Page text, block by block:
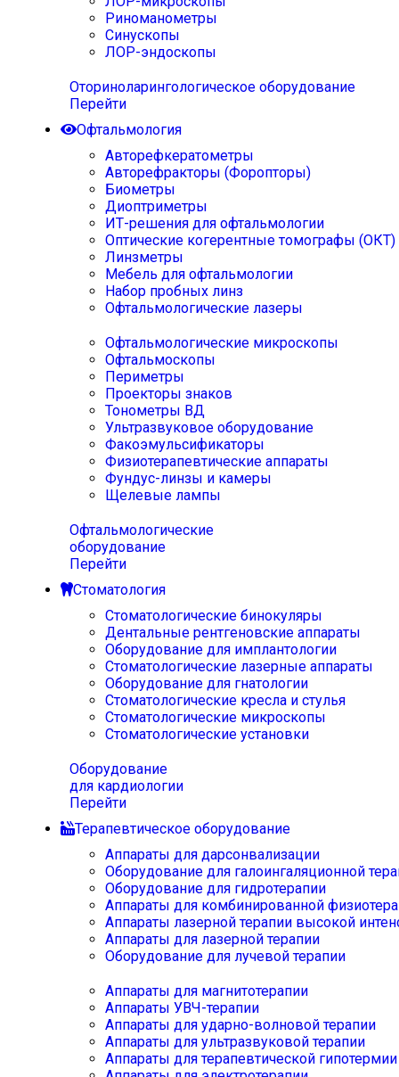
Риноманометры
Синускопы
ЛОР-эндоскопы
Оториноларингологическое оборудование
Перейти
Офтальмология
Авторефкератометры
Авторефракторы (Форопторы)
Биометры
Диоптриметры
ИТ-решения для офтальмологии
Оптические когерентные томографы (ОКТ)
Линзметры
Мебель для офтальмологии
Набор пробных линз
Офтальмологические лазеры
Офтальмологические микроскопы
Офтальмоскопы
Периметры
Проекторы знаков
Тонометры ВД
Ультразвуковое оборудование
Факоэмульсификаторы
Физиотерапевтические аппараты
Фундус-линзы и камеры
Щелевые лампы
Офтальмологические
оборудование
Перейти
Стоматология
Стоматологические бинокуляры
Дентальные рентгеновские аппараты
Оборудование для имплантологии
Стоматологические лазерные аппараты
Оборудование для гнатологии
Стоматологические кресла и стулья
Стоматологические микроскопы
Стоматологические установки
Оборудование
для кардиологии
Перейти
Терапевтическое оборудование
Аппараты для дарсонвализации
Оборудование для галоингаляционной
Оборудование для гидротерапии
Аппараты для комбинированной
Аппараты лазерной терапии высокой
Аппараты для лазерной терапии
Оборудование для лучевой терапии
Аппараты для магнитотерапии
Аппараты УВЧ-терапии
Аппараты для ударно-волновой терапии
Аппараты для ультразвуковой терапии
Аппараты для терапевтической